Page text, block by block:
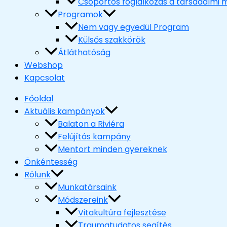
Programok
Nem vagy egyedül Program
Külsős szakkörök
Átláthatóság
Webshop
Kapcsolat
Főoldal
Aktuális kampányok
Balaton a Riviéra
Felújítás kampány
Mentort minden gyereknek
Önkéntesség
Rólunk
Munkatársaink
Módszereink
Vitakultúra fejlesztése